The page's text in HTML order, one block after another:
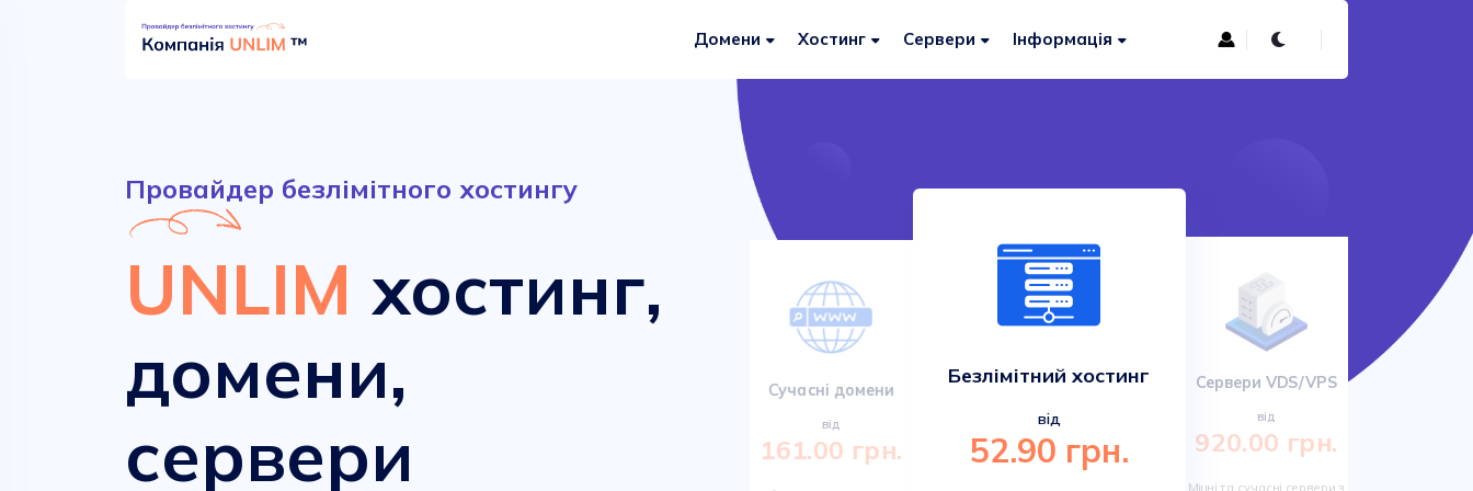
Домени Хостинг Сервери Інформація
Провайдер безлімітного хостингу
UNLIM хостинг,
домени,
сервери
Сучасні домени
161.00 грн.
Безлімітний хостинг
52.90 грн.
Сучасні домени
від
161.00 грн.
Безлімітний хостинг
від
52.90 грн.
Сервери VDS/VPS
від
920.00 грн.